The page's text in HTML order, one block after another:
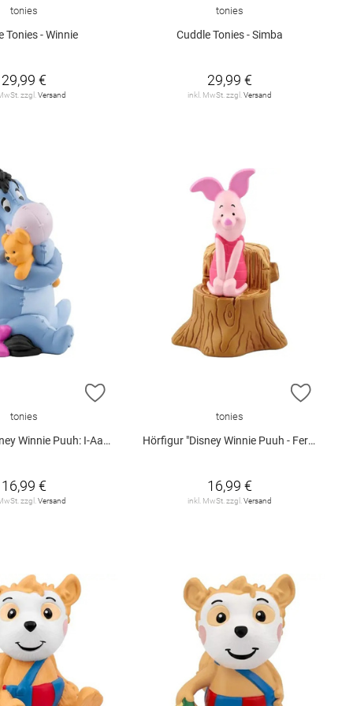
tonies
Tonies - Winnie
29,99 €
zzgl.Versand
tonies
Cuddle Tonies - Simba
29,99 €
inkl. MwSt. zzgl.Versand
HINZUFÜGEN
tonies
Winnie Puuh: I-Aah"
16,99 €
zzgl.Versand
ZUR
tonies
Hörfigur "Disney Winnie Puuh - Ferkels großes Abenteuer"
16,99 €
inkl. MwSt. zzgl.Versand